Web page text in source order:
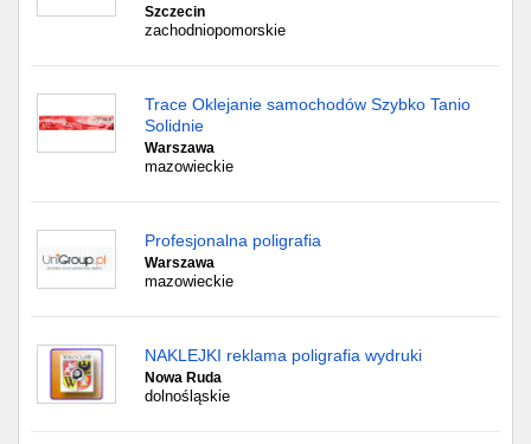
Szczecin
zachodniopomorskie
Trace Oklejanie samochodów Szybko Tanio
Solidnie
Warszawa
mazowieckie
Profesjonalna poligrafia
Warszawa
mazowieckie
NAKLEJKI reklama poligrafia wydruki
Nowa Ruda
dolnośląskie